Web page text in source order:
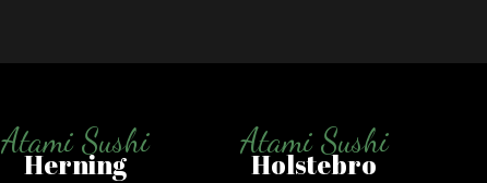
Atami Sushi
Herning
Atami Sushi
Holstebro